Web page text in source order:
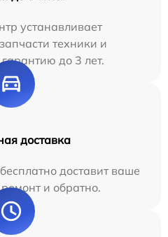
устанавливает
техники и
до 3 лет.
доставка
доставит ваше
и обратно.